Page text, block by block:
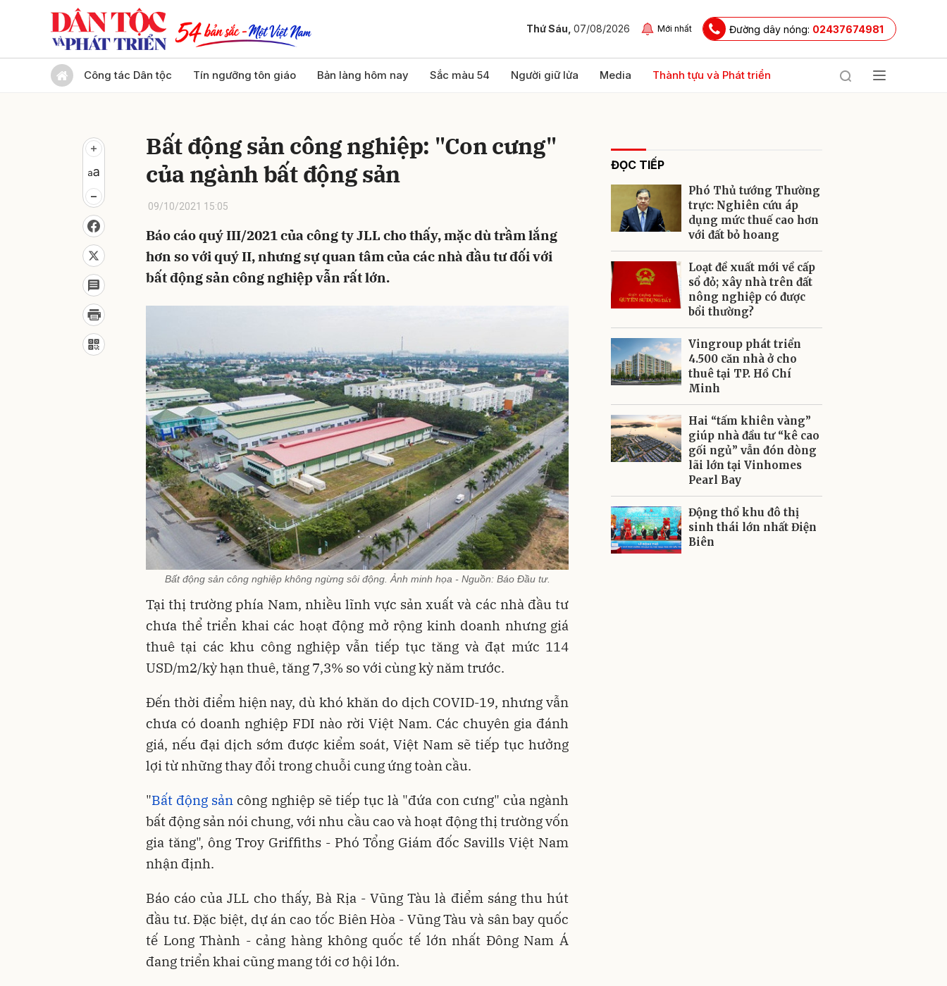
Thứ Sáu, 07/08/2026 Mới nhất Đường dây nóng: 02437674981
Công tác Dân tộc Tín ngưỡng tôn giáo Bản làng hôm nay Sắc màu 54 Người giữ lửa Media Thành tựu và Phát triển
Bất động sản công nghiệp: "Con cưng"
của ngành bất động sản
09/10/2021 15:05
Báo cáo quý III/2021 của công ty JLL cho thấy, mặc dù trầm lắng
hơn so với quý II, nhưng sự quan tâm của các nhà đầu tư đối với
bất động sản công nghiệp vẫn rất lớn.
Bất động sản công nghiệp không ngừng sôi động. Ảnh minh họa - Nguồn: Báo Đầu tư.
Tại thị trường phía Nam, nhiều lĩnh vực sản xuất và các nhà đầu tư
chưa thể triển khai các hoạt động mở rộng kinh doanh nhưng giá
thuê tại các khu công nghiệp vẫn tiếp tục tăng và đạt mức 114
USD/m2/kỳ hạn thuê, tăng 7,3% so với cùng kỳ năm trước.
Đến thời điểm hiện nay, dù khó khăn do dịch COVID-19, nhưng vẫn
chưa có doanh nghiệp FDI nào rời Việt Nam. Các chuyên gia đánh
giá, nếu đại dịch sớm được kiểm soát, Việt Nam sẽ tiếp tục hưởng
lợi từ những thay đổi trong chuỗi cung ứng toàn cầu.
"Bất động sản công nghiệp sẽ tiếp tục là "đứa con cưng" của ngành
bất động sản nói chung, với nhu cầu cao và hoạt động thị trường vốn
gia tăng", ông Troy Griffiths - Phó Tổng Giám đốc Savills Việt Nam
nhận định.
Báo cáo của JLL cho thấy, Bà Rịa - Vũng Tàu là điểm sáng thu hút
đầu tư. Đặc biệt, dự án cao tốc Biên Hòa - Vũng Tàu và sân bay quốc
tế Long Thành - cảng hàng không quốc tế lớn nhất Đông Nam Á
đang triển khai cũng mang tới cơ hội lớn.
ĐỌC TIẾP
Phó Thủ tướng Thường
trực: Nghiên cứu áp
dụng mức thuế cao hơn
với đất bỏ hoang
Loạt đề xuất mới về cấp
sổ đỏ; xây nhà trên đất
nông nghiệp có được
bổi thường?
Vingroup phát triển
4.500 căn nhà ở cho
thuê tại TP. Hồ Chí
Minh
Hai “tấm khiên vàng”
giúp nhà đầu tư “kê cao
gối ngủ” vẫn đón dòng
lãi lớn tại Vinhomes
Pearl Bay
Động thổ khu đô thị
sinh thái lớn nhất Điện
Biên
Gửi bình luận
Hủy Gửi